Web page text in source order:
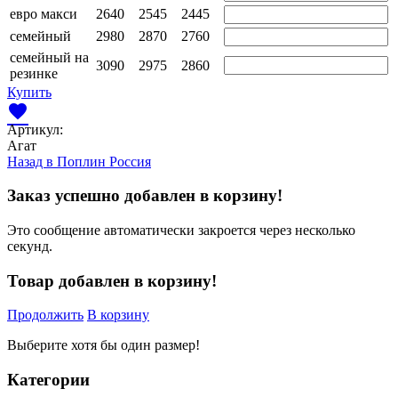
евро макси
2640 2545
2445
семейный
2980 2870
2760
семейный на
резинке
3090 2975
2860
Купить
favorite
Артикул:
Агат
Назад в Поплин Россия
Заказ успешно добавлен в корзину!
Это сообщение автоматически закроется через несколько
секунд.
Товар добавлен в корзину!
Продолжить В корзину
Выберите хотя бы один размер!
Категории